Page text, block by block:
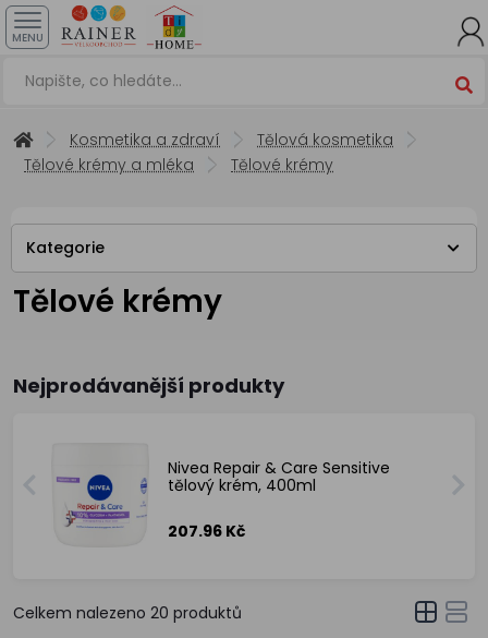
MENU
Kosmetika a zdraví
Tělová kosmetika
Tělové krémy a mléka
Tělové krémy
Kategorie
Tělové krémy
Nejprodávanější produkty
Nivea Repair & Care Sensitive
tělový krém, 400ml
207.96 Kč
Celkem nalezeno 20 produktů